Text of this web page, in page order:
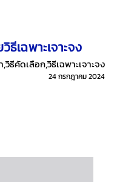
เฉพาะเจาะจง
,วิธีคัดเลือก,วิธีเฉพาะเจาะจง
24 กรกฎาคม 2024